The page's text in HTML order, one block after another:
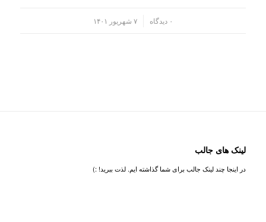
۰ دیدگاه ۷ شهریور ۱۴۰۱
لینک های جالب
در اینجا چند لینک جالب برای شما گذاشته ایم. لذت ببرید! :)